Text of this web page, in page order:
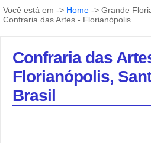
Você está em -> Home -> Grande
Confraria das Artes - Florianópolis
Confraria das
Florianópolis,
Brasil